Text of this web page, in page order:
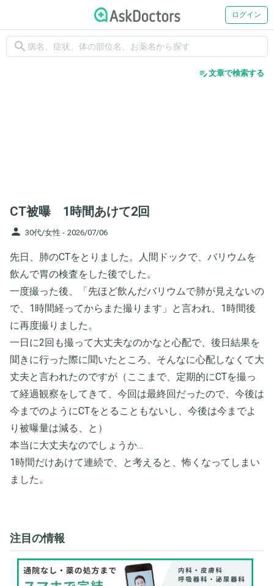
ログイン
search
edit_note文章で検索する
CT被曝 1時間あけて2回
person 30代/女性 - 2026/07/06
先日、肺のCTをとりました。人間ドックで、バリウムを
飲んで胃の検査をした後でした。
一度撮った後、「先ほど飲んだバリウムで肺が見えないの
で、1時間経ってからまた撮ります」と言われ、1時間後
に再度撮りました。
一日に2回も撮って大丈夫なのかなと心配で、後日結果を
聞きに行った際に聞いたところ、そんなに心配しなくて大
丈夫と言われたのですが（ここまで、定期的にCTを撮っ
て経過観察をしてきて、今回は最終回だったので、今後は
今までのようにCTをとることもないし、今後は今までよ
り被曝量は減る、と）
本当に大丈夫なのでしょうか…
1時間だけあけて連続で、と考えると、怖くなってしまい
ました。
注目の情報